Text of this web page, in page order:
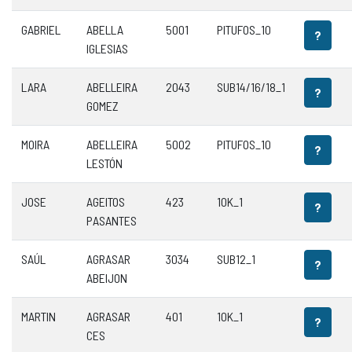
GABRIEL
ABELLA
IGLESIAS
5001 PITUFOS_10 ?
LARA
ABELLEIRA
GOMEZ
2043 SUB14/16/18_1 ?
MOIRA
ABELLEIRA
LESTÓN
5002 PITUFOS_10 ?
JOSE
AGEITOS
PASANTES
423 10K_1 ?
SAÚL
AGRASAR
ABEIJON
3034 SUB12_1 ?
MARTIN
AGRASAR
CES
401 10K_1 ?